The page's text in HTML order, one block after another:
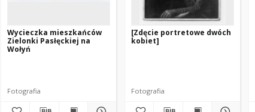
Wycieczka mieszkańców
Zielonki Pasłęckiej na
Wołyń
Fotografia
[Zdęcie portretowe dwóch
kobiet]
Fotografia